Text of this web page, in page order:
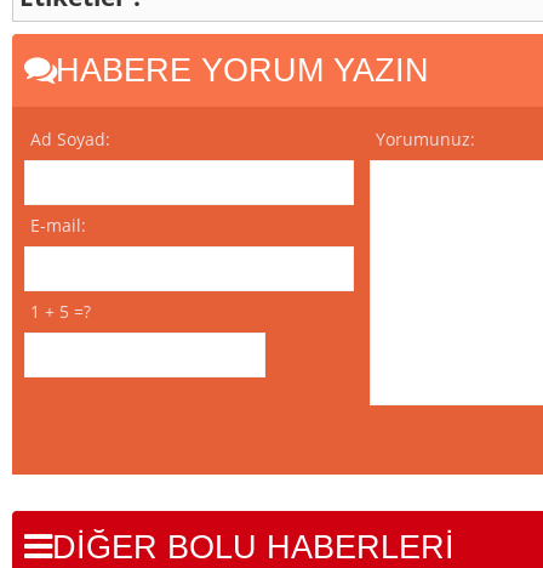
HABERE YORUM YAZIN
Ad Soyad:
E-mail:
1 + 5 =?
Yorumunuz:
DİĞER BOLU HABERLERİ